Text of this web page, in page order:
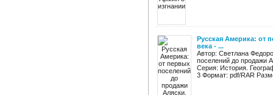
Русская Америка: от
века - ...
Автор: Светлана
поселений до продажи
Серия: История.
3 Формат: pdf/RAR